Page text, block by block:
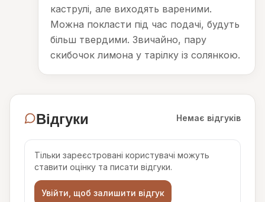
каструлі, але виходять вареними.
Можна покласти під час подачі, будуть
більш твердими. Звичайно, пару
скибочок лимона у тарілку із солянкою.
Відгуки Немає відгуків
Тільки зареєстровані користувачі можуть
ставити оцінку та писати відгуки.
Увійти, щоб залишити відгук